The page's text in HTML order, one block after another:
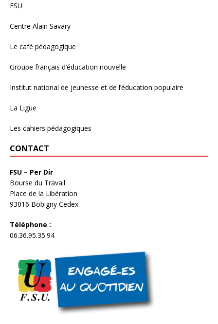
FSU
Centre Alain Savary
Le café pédagogique
Groupe français d’éducation nouvelle
Institut national de jeunesse et de l’éducation populaire
La Ligue
Les cahiers pédagogiques
CONTACT
FSU – Per Dir
Bourse du Travail
Place de la Libération
93016 Bobigny Cedex
Téléphone :
06.36.95.35.94